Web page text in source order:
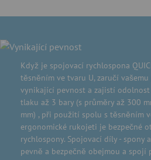
Když je spojovací rychlospona
těsněním ve tvaru U, zaručí
vynikající pevnost a zajistí
tlaku až 3 bary (s průměry až 300
mm) , při použití spolu s těsněním
ergonomické rukojeti je bezpečné
rychlospony. Spojovací díly - spony
pevně a bezpečně obejmou a